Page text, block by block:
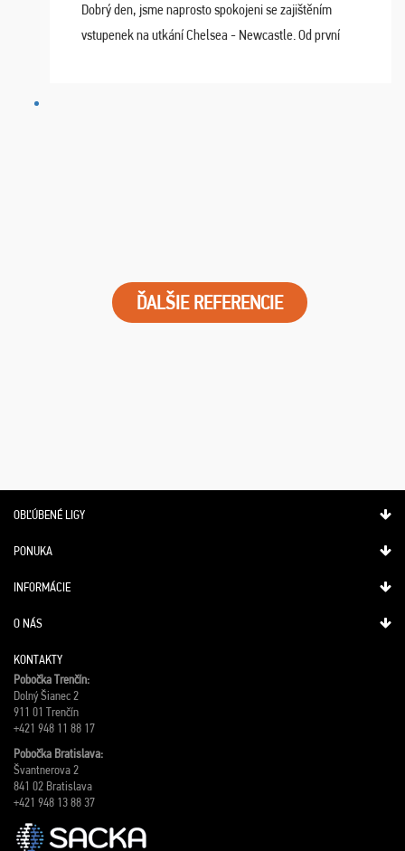
Dobrý den, jsme naprosto spokojeni se zajištěním
vstupenek na utkání Chelsea - Newcastle. Od první
ĎALŠIE REFERENCIE
OBĽÚBENÉ LIGY
PONUKA
INFORMÁCIE
O NÁS
KONTAKTY
Pobočka Trenčín:
Dolný Šianec 2
911 01 Trenčín
+421 948 11 88 17
Pobočka Bratislava:
Švantnerova 2
841 02 Bratislava
+421 948 13 88 37